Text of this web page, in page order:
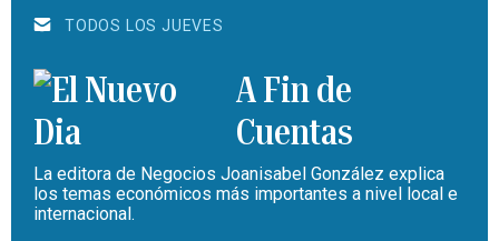
TODOS LOS JUEVES
A Fin de
Cuentas
La editora de Negocios Joanisabel González explica
los temas económicos más importantes a nivel local e
internacional.